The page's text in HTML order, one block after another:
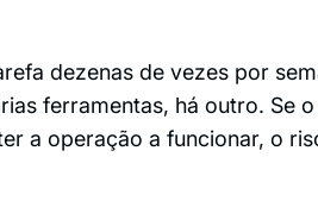
dezenas de vezes por
ferramentas, há outro. Se
a operação a funcionar, o